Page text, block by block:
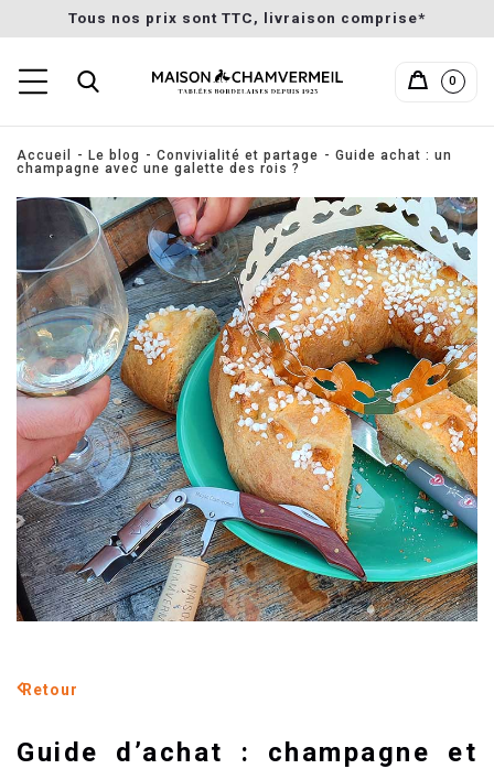
Tous nos prix sont TTC, livraison comprise*
0
Accueil Le blog Convivialité et partage
Guide achat : un
champagne avec une galette des rois ?
Retour
Guide d’achat : champagne et